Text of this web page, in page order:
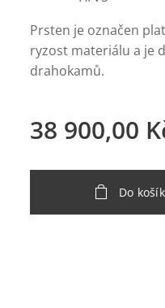
Prsten je označen
ryzost materiálu a je
drahokamů.
38 900,00
Do